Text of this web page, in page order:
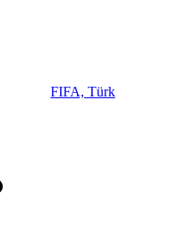
FIFA, Türk